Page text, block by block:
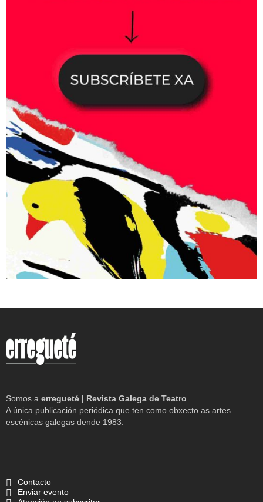
Somos a erregueté | Revista Galega de Teatro
A única publicación periódica que ten como obxecto as artes
escénicas galegas dende 1983.
Contacto
Enviar evento